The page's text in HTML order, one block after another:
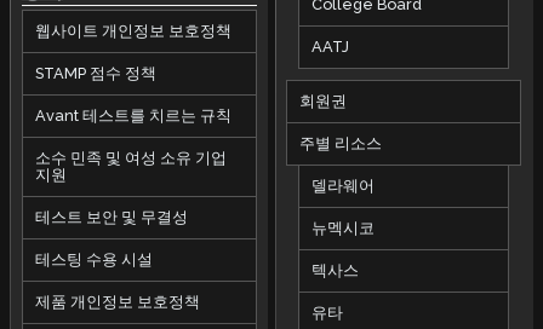
웹사이트 개인정보 보호정책
STAMP 점수 정책
Avant 테스트를 치르는 규칙
소수 민족 및 여성 소유 기업
지원
테스트 보안 및 무결성
테스팅 수용 시설
제품 개인정보 보호정책
College Board
AATJ
회원권
주별 리소스
델라웨어
뉴멕시코
텍사스
유타